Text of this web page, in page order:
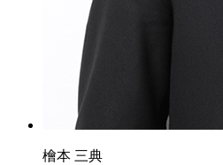
檜本 三典